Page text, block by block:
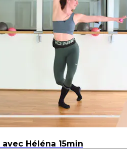
avec Héléna 15min